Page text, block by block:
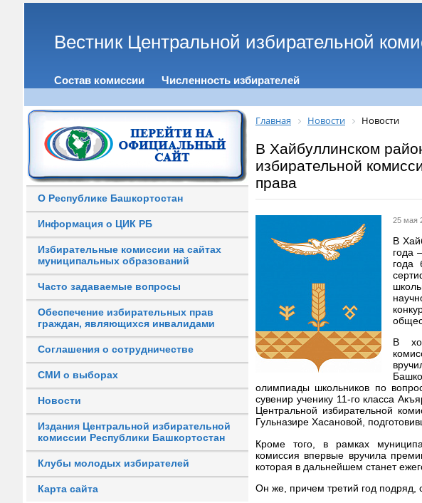
Вестник Центральной избирательной
Состав комиссии Численность избирателей
О Республике Башкортостан
Информация о ЦИК РБ
Избирательные комиссии на сайтах
муниципальных образований
Часто задаваемые вопросы
Обеспечение избирательных прав
граждан, являющихся инвалидами
Соглашения о сотрудничестве
СМИ о выборах
Новости
Издания Центральной избирательной
комиссии Республики Башкортостан
Клубы молодых избирателей
Карта сайта
Главная Новости Новости
В Хайбуллинском
избирательной
права
25 мая
В
года
года
В
олимпиады школьников по
сувенир ученику 11-го класса
Центральной избирательной
Гульназире Хасановой,
Кроме того, в рамках
комиссия впервые вручила
которая в дальнейшем станет
Он же, причем третий год подряд,